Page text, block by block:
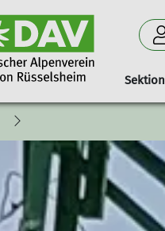
Sektion
Unsere TeamsÜbernachtungen
Touren
Wandergruppen
Hüttentipps